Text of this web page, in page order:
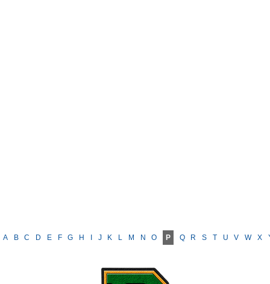
A B C D E F G H J K L M N O P Q R S T U V W X